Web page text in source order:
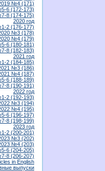
№4 (171)
6 (172-173)
8 (174-175)
2020 год
2 (176-177)
№3 (178)
№4 (179)
6 (180-181)
8 (182-183)
2021 год
2 (184-185)
№3 (186)
№4 (187)
6 (188-189)
8 (190-191)
2022 год
2 (192-193)
№3 (194)
№4 (195)
6 (196-197)
8 (198-199)
2023 год
2 (200-201)
№3 (202)
№4 (203)
6 (204-205)
8 (206-207)
in English
выпуски